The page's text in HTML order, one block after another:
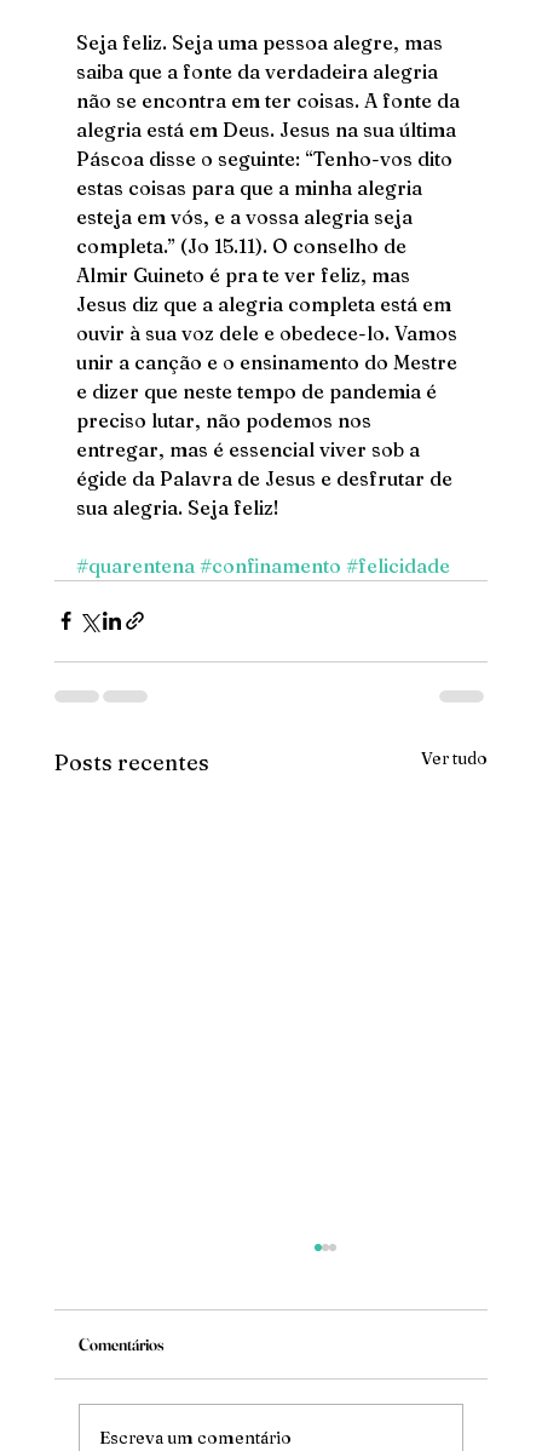
Seja feliz. Seja uma pessoa alegre, mas
saiba que a fonte da verdadeira alegria
não se encontra em ter coisas. A fonte da
alegria está em Deus. Jesus na sua última
Páscoa disse o seguinte: “Tenho-vos dito
estas coisas para que a minha alegria
esteja em vós, e a vossa alegria seja
completa.” (Jo 15.11). O conselho de
Almir Guineto é pra te ver feliz, mas
Jesus diz que a alegria completa está em
ouvir à sua voz dele e obedece-lo. Vamos
unir a canção e o ensinamento do Mestre
e dizer que neste tempo de pandemia é
preciso lutar, não podemos nos
entregar, mas é essencial viver sob a
égide da Palavra de Jesus e desfrutar de
sua alegria. Seja feliz!
#quarentena #confinamento #felicidade
Posts recentes Ver tudo
Mude
Comentários
Escreva um comentário